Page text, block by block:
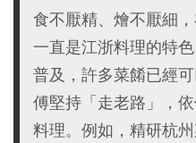
食不厭精、燴不厭細
一直是江浙料理的特
普及，許多菜餚已經
傅堅持「走老路」，
料理。例如，精研杭州